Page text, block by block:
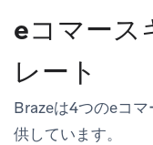
eコマース
レート
Brazeは4つのeコ
供しています。